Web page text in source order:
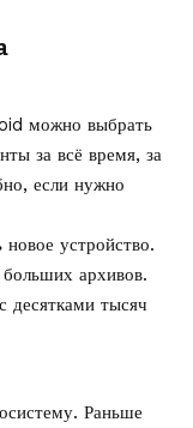
можно выбрать
за всё время, за
если нужно
устройство.
архивов.
десятками тысяч
Раньше